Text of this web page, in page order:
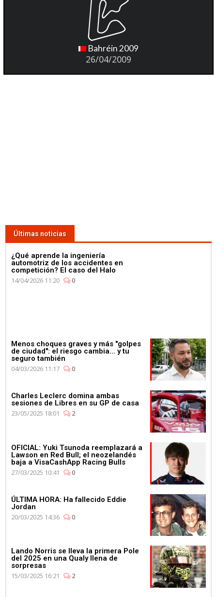
Bahréin 2009
26/04/2009
Últimas noticias
¿Qué aprende la ingeniería
automotriz de los accidentes en
competición? El caso del Halo
14/04/2026 11:20
0
Menos choques graves y más "golpes
de ciudad": el riesgo cambia... y tu
seguro también
04/03/2026 11:17
0
Charles Leclerc domina ambas
sesiones de Libres en su GP de casa
23/05/2025 18:01
2
OFICIAL: Yuki Tsunoda reemplazará a
Lawson en Red Bull; el neozelandés
baja a VisaCashApp Racing Bulls
27/03/2025 10:41
0
ÚLTIMA HORA: Ha fallecido Eddie
Jordan
20/03/2025 14:36
0
Lando Norris se lleva la primera Pole
del 2025 en una Qualy llena de
sorpresas
15/03/2025 16:21
2